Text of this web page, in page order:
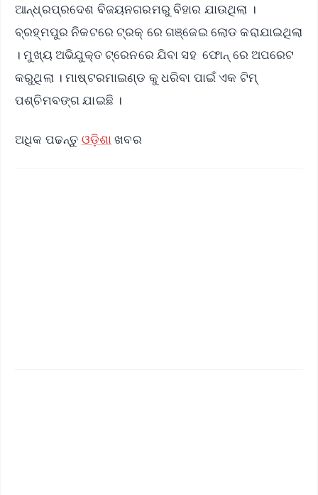
ଆନ୍ଧ୍ରପ୍ରଦେଶ ବିଜୟନଗରମରୁ ବିହାର ଯାଉଥିଲା ।
ବ୍ରହ୍ମପୁର ନିକଟରେ ଟ୍ରକ୍ ରେ ଗଞ୍ଜେଇ ଲୋଡ କରାଯାଇଥିଲା
। ମୁଖ୍ୟ ଅଭିଯୁକ୍ତ ଟ୍ରେନରେ ଯିବା ସହ ଫୋନ୍ ରେ ଅପରେଟ
କରୁଥିଲା । ମାଷ୍ଟରମାଇଣ୍ଡ କୁ ଧରିବା ପାଇଁ ଏକ ଟିମ୍
ପଶ୍ଚିମବଙ୍ଗ ଯାଇଛି ।
ଅଧିକ ପଢନ୍ତୁ ଓଡ଼ିଶା ଖବର